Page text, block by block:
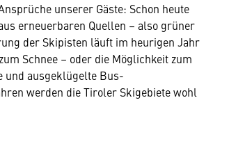
unserer Gäste: Schon heute
erneuerbaren Quellen – also grüner
der Skipisten läuft im heurigen Jahr
Schnee – oder die Möglichkeit zum
und ausgeklügelte Bus-
werden die Tiroler Skigebiete wohl